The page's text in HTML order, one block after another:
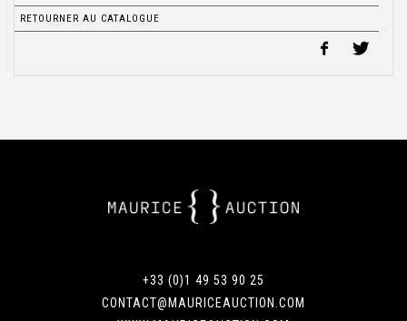
RETOURNER AU CATALOGUE
+33 (0)1 49 53 90 25
CONTACT@MAURICEAUCTION.COM